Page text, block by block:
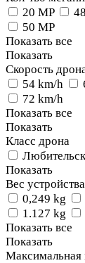
20 MP
50 MP
Показать все
Показать
Скорость
54 km/h
72 km/h
Показать все
Показать
Класс дрона
Показать
Вес
0,249 kg
1.127 kg
Показать все
Показать
Максимальная